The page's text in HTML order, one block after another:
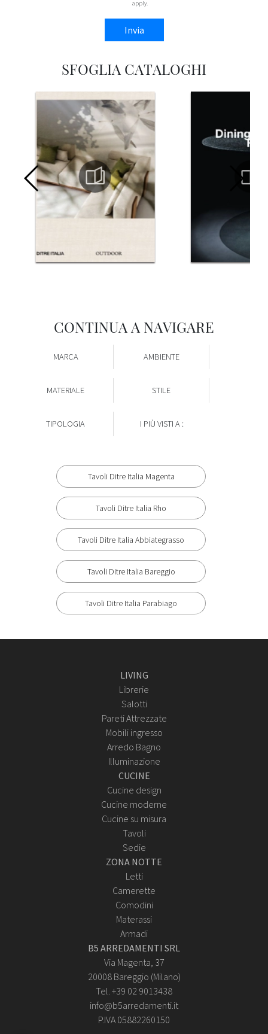
apply.
Invia
SFOGLIA CATALOGHI
CONTINUA A NAVIGARE
MARCA AMBIENTE
MATERIALE STILE
TIPOLOGIA I PIÙ VISTI A :
Tavoli Ditre Italia Magenta
Tavoli Ditre Italia Rho
Tavoli Ditre Italia Abbiategrasso
Tavoli Ditre Italia Bareggio
Tavoli Ditre Italia Parabiago
LIVING
Librerie
Salotti
Pareti Attrezzate
Mobili ingresso
Arredo Bagno
Illuminazione
CUCINE
Cucine design
Cucine moderne
Cucine su misura
Tavoli
Sedie
ZONA NOTTE
Letti
Camerette
Comodini
Materassi
Armadi
B5 ARREDAMENTI SRL
Via Magenta, 37
20008 Bareggio (Milano)
Tel. +39 02 9013438
info@b5arredamenti.it
P.IVA 05882260150